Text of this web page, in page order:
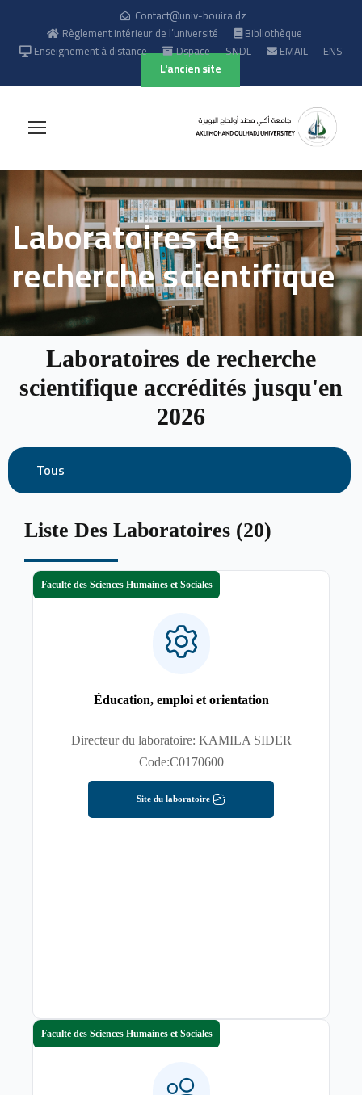
Contact@univ-bouira.dz
Règlement intérieur de l’université
Bibliothèque
Enseignement à distance
Dspace SNDL EMAIL
ENS
L'ancien site
Laboratoires de
recherche scientifique
Laboratoires de recherche
scientifique accrédités jusqu'en
2026
Tous
Liste Des Laboratoires (20)
Éducation, emploi et orientation
Directeur du laboratoire: KAMILA SIDER
Code:C0170600
Site du laboratoire
Faculté des Sciences Humaines et Sociales
Faculté des Sciences Humaines et Sociales